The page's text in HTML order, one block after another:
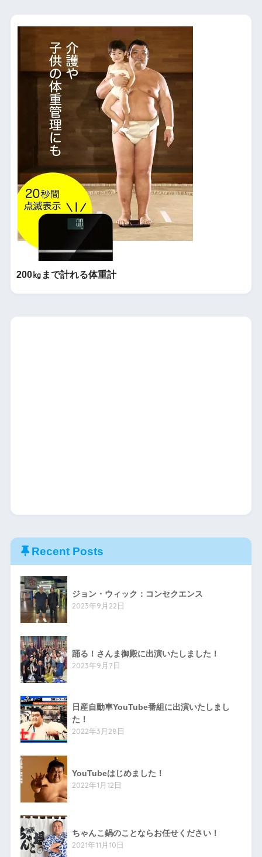
200㎏まで計れる体重計
Recent Posts
ジョン・ウィック：コンセクエンス
2023年9月22日
踊る！さんま御殿に出演いたしました！
2023年9月7日
日産自動車YouTube番組に出演いたしまし
た！
2022年3月28日
YouTubeはじめました！
2022年1月12日
ちゃんこ鍋のことならお任せください！
2021年11月10日